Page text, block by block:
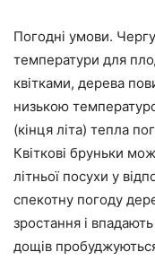
Погодні умови.
температури для
квітками, дерева
низькою
(кінця літа) тепла
Квіткові бруньки
літньої посухи у
спекотну погоду
зростання і
дощів